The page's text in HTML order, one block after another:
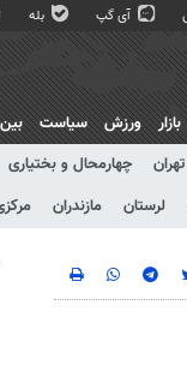
آی گپ بله
بازار ورزش سیاست
تهران چهارمحال و بختیاری
لرستان مازندران